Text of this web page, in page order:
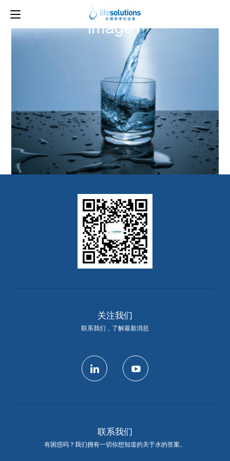
下一图片
image1
关注我们
联系我们，了解最新消息
联系我们
有困惑吗？我们拥有一切你想知道的关于水的答案。